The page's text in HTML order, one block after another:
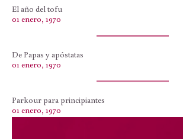
El año del tofu
01 enero, 1970
De Papas y apóstatas
01 enero, 1970
Parkour para principiantes
01 enero, 1970